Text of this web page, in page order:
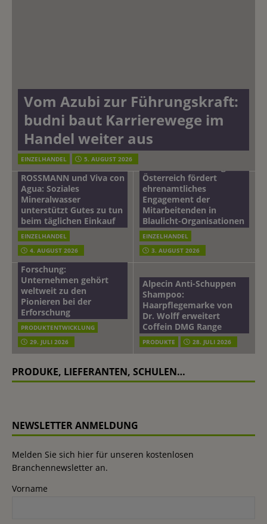
Vom Azubi zur Führungskraft:
budni baut Karrierewege im
Handel weiter aus
EINZELHANDEL 5. AUGUST 2026
ROSSMANN und Viva con
Agua: Soziales
Mineralwasser
unterstützt Gutes zu tun
beim täglichen Einkauf
EINZELHANDEL
4. AUGUST 2026
Österreich fördert
ehrenamtliches
Engagement der
Mitarbeitenden in
Blaulicht-Organisationen
EINZELHANDEL
3. AUGUST 2026
Beiersdorf
Hautmikrobiom-
Forschung:
Unternehmen gehört
weltweit zu den
Pionieren bei der
Erforschung
PRODUKTENTWICKLUNG
29. JULI 2026
Alpecin Anti-Schuppen
Shampoo:
Haarpflegemarke von
Dr. Wolff erweitert
Coffein DMG Range
PRODUKTE 28. JULI 2026
PRODUKE, LIEFERANTEN, SCHULEN…
NEWSLETTER ANMELDUNG
Melden Sie sich hier für unseren kostenlosen
Branchennewsletter an.
Vorname